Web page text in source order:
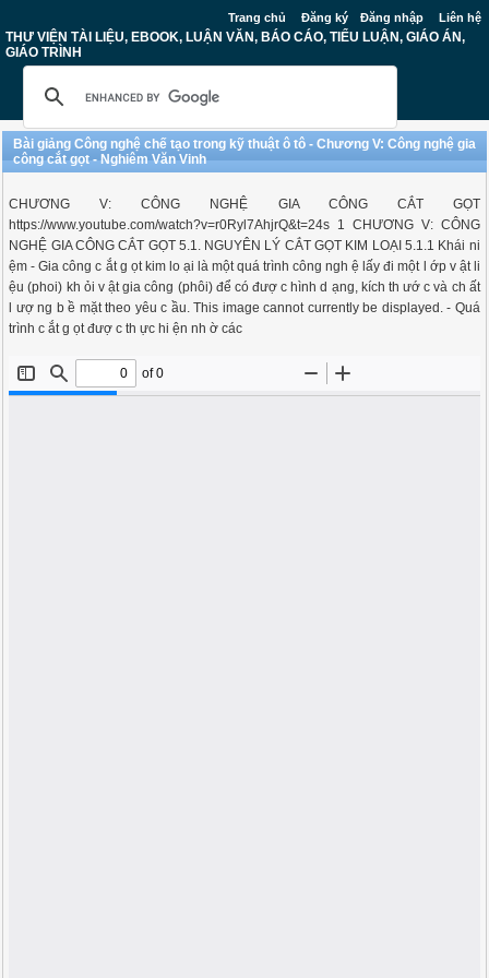
Trang chủ Đăng ký Đăng nhập Liên hệ
THƯ VIỆN TÀI LIỆU, EBOOK, LUẬN VĂN, BÁO CÁO, TIỂU LUẬN, GIÁO ÁN,
GIÁO TRÌNH
Bài giảng Công nghệ chế tạo trong kỹ thuật ô tô - Chương V: Công nghệ gia
công cắt gọt - Nghiêm Văn Vinh
CHƯƠNG V: CÔNG NGHỆ GIA CÔNG CẮT GỌT
https://www.youtube.com/watch?v=r0Ryl7AhjrQ&t=24s 1 CHƯƠNG V: CÔNG
NGHỆ GIA CÔNG CẮT GỌT 5.1. NGUYÊN LÝ CẮT GỌT KIM LOẠI 5.1.1 Khái ni
ệm - Gia công c ắt g ọt kim lo ại là một quá trình công ngh ệ lấy đi một l ớp v ật li
ệu (phoi) kh ỏi v ật gia công (phôi) để có đượ c hình d ạng, kích th ướ c và ch ất
l ượ ng b ề mặt theo yêu c ầu. This image cannot currently be displayed. - Quá
trình c ắt g ọt đượ c th ực hi ện nh ờ các